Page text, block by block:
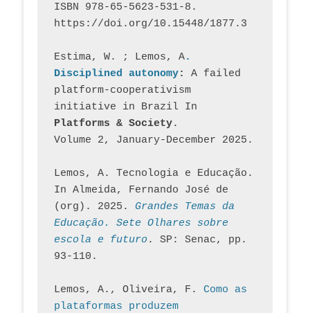
ISBN 978-65-5623-531-8.
https://doi.org/10.15448/1877.3
Estima, W. ; Lemos, A.
Disciplined autonomy: A failed
platform-cooperativism
initiative in Brazil In
Platforms & Society.
Volume 2, January-December 2025.
Lemos, A. Tecnologia e Educação.
In Almeida, Fernando José de
(org). 2025. Grandes Temas da
Educação. Sete Olhares sobre
escola e futuro. SP: Senac, pp.
93-110.
Lemos, A., Oliveira, F. Como as
plataformas produzem